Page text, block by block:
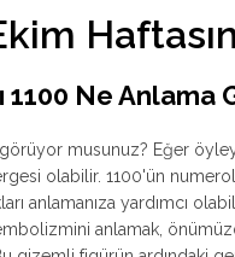
1100 Ne Anlama
görüyor musunuz? Eğer
olabilir. 1100'ün
anlamanıza yardımcı
anlamak,